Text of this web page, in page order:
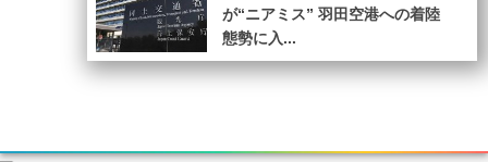
が“ニアミス” 羽田空港への着陸
態勢に入...